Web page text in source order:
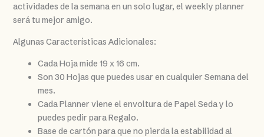
actividades de la semana en un solo lugar, el weekly planner
será tu mejor amigo.
Algunas Características Adicionales:
Cada Hoja mide 19 x 16 cm.
Son 30 Hojas que puedes usar en cualquier Semana del
mes.
Cada Planner viene el envoltura de Papel Seda y lo
puedes pedir para Regalo.
Base de cartón para que no pierda la estabilidad al